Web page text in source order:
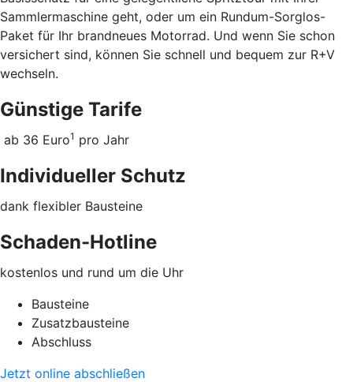
Sammlermaschine geht, oder um ein Rundum-Sorglos-
Paket für Ihr brandneues Motorrad. Und wenn Sie schon
versichert sind, können Sie schnell und bequem zur R+V
wechseln.
Günstige Tarife
ab 36 Euro1 pro Jahr
Individueller Schutz
dank flexibler Bausteine
Schaden-Hotline
kostenlos und rund um die Uhr
Bausteine
Zusatzbausteine
Abschluss
Jetzt online abschließen